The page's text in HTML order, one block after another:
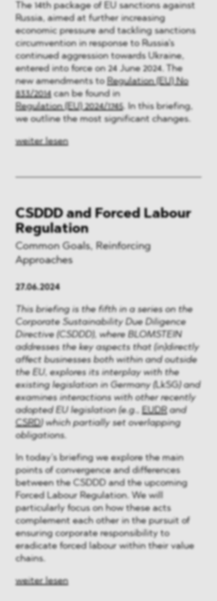
The 14th package of EU sanctions against
Russia, aimed at further increasing
economic pressure and tackling sanctions
circumvention in response to Russia's
continued aggression towards Ukraine,
entered into force on 24 June 2024. The
new amendments to Regulation (EU) No
833/2014can be found in
Regulation (EU) 2024/1745. In this briefing,
we outline the most significant changes.
weiter lesen
CSDDD and Forced Labour
Regulation
Common Goals, Reinforcing
Approaches
27.06.2024
This briefing is the fifth in a series on the
Corporate Sustainability Due Diligence
Directive (CSDDD), where BLOMSTEIN
addresses the key aspects that (in)directly
affect businesses both within and outside
the EU, explores its interplay with the
existing legislation in Germany (LkSG) and
examines interactions with other recently
adopted EU legislation (e.g., EUDRand
CSRD) which partially set overlapping
obligations.
In today’s briefing we explore the main
points of convergence and differences
between the CSDDD and the upcoming
Forced Labour Regulation. We will
particularly focus on how these acts
complement each other in the pursuit of
ensuring corporate responsibility to
eradicate forced labour within their value
chains.
weiter lesen